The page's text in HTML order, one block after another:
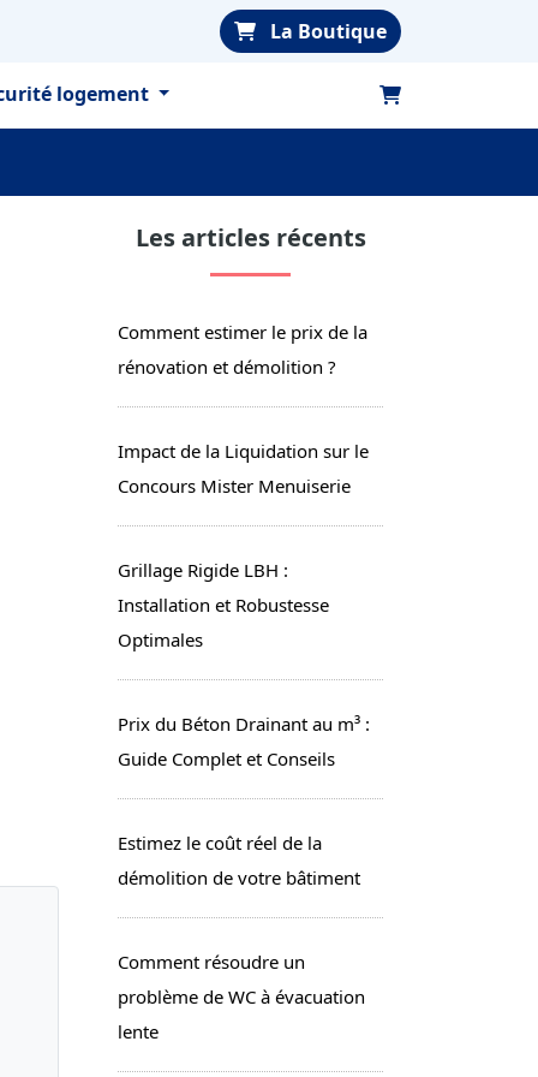
La Boutique
logement
Les articles récents
Comment estimer le prix de la
rénovation et démolition ?
Impact de la Liquidation sur le
Concours Mister Menuiserie
Grillage Rigide LBH :
Installation et Robustesse
Optimales
Prix du Béton Drainant au m³ :
Guide Complet et Conseils
Estimez le coût réel de la
démolition de votre bâtiment
Comment résoudre un
problème de WC à évacuation
lente